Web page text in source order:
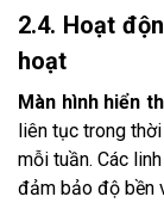
2.4. Hoạt
hoạt
Màn hình hiển
liên tục trong
mỗi tuần. Các
đảm bảo độ bền